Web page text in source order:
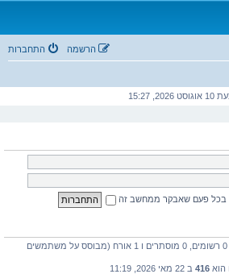
התחברות הרשמה
2026, 15:27
בכל פעם שאבקר ממחשב זה
משתמש מחובר :: 0 רשומים, 0 מוסתרים ו 1 אורח (מבוסס על משתמשים
הוא 416 ב 22 מאי 2026, 11:19